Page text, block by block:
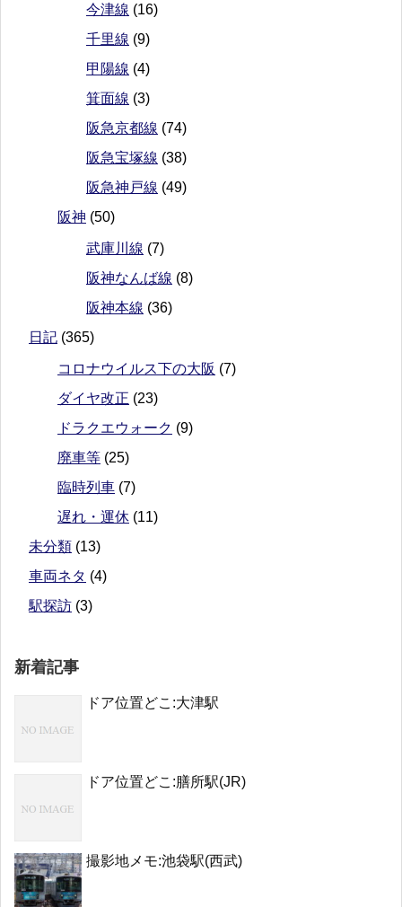
今津線 (16)
千里線 (9)
甲陽線 (4)
箕面線 (3)
阪急京都線 (74)
阪急宝塚線 (38)
阪急神戸線 (49)
阪神 (50)
武庫川線 (7)
阪神なんば線 (8)
阪神本線 (36)
日記 (365)
コロナウイルス下の大阪 (7)
ダイヤ改正 (23)
ドラクエウォーク (9)
廃車等 (25)
臨時列車 (7)
遅れ・運休 (11)
未分類 (13)
車両ネタ (4)
駅探訪 (3)
新着記事
ドア位置どこ:大津駅
ドア位置どこ:膳所駅(JR)
撮影地メモ:池袋駅(西武)